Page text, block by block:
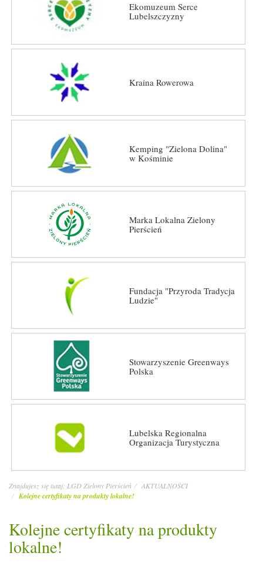
Ekomuzeum Serce
Lubelszczyzny
Kraina Rowerowa
Kemping "Zielona Dolina"
w Kośminie
Marka Lokalna Zielony
Pierścień
Fundacja "Przyroda Tradycja
Ludzie"
Stowarzyszenie Greenways
Polska
Lubelska Regionalna
Organizacja Turystyczna
Znajdujesz się tutaj: LGD Zielony Pierścień AKTUALNOŚCI
Kolejne certyfikaty na produkty lokalne!
Kolejne certyfikaty na produkty
lokalne!